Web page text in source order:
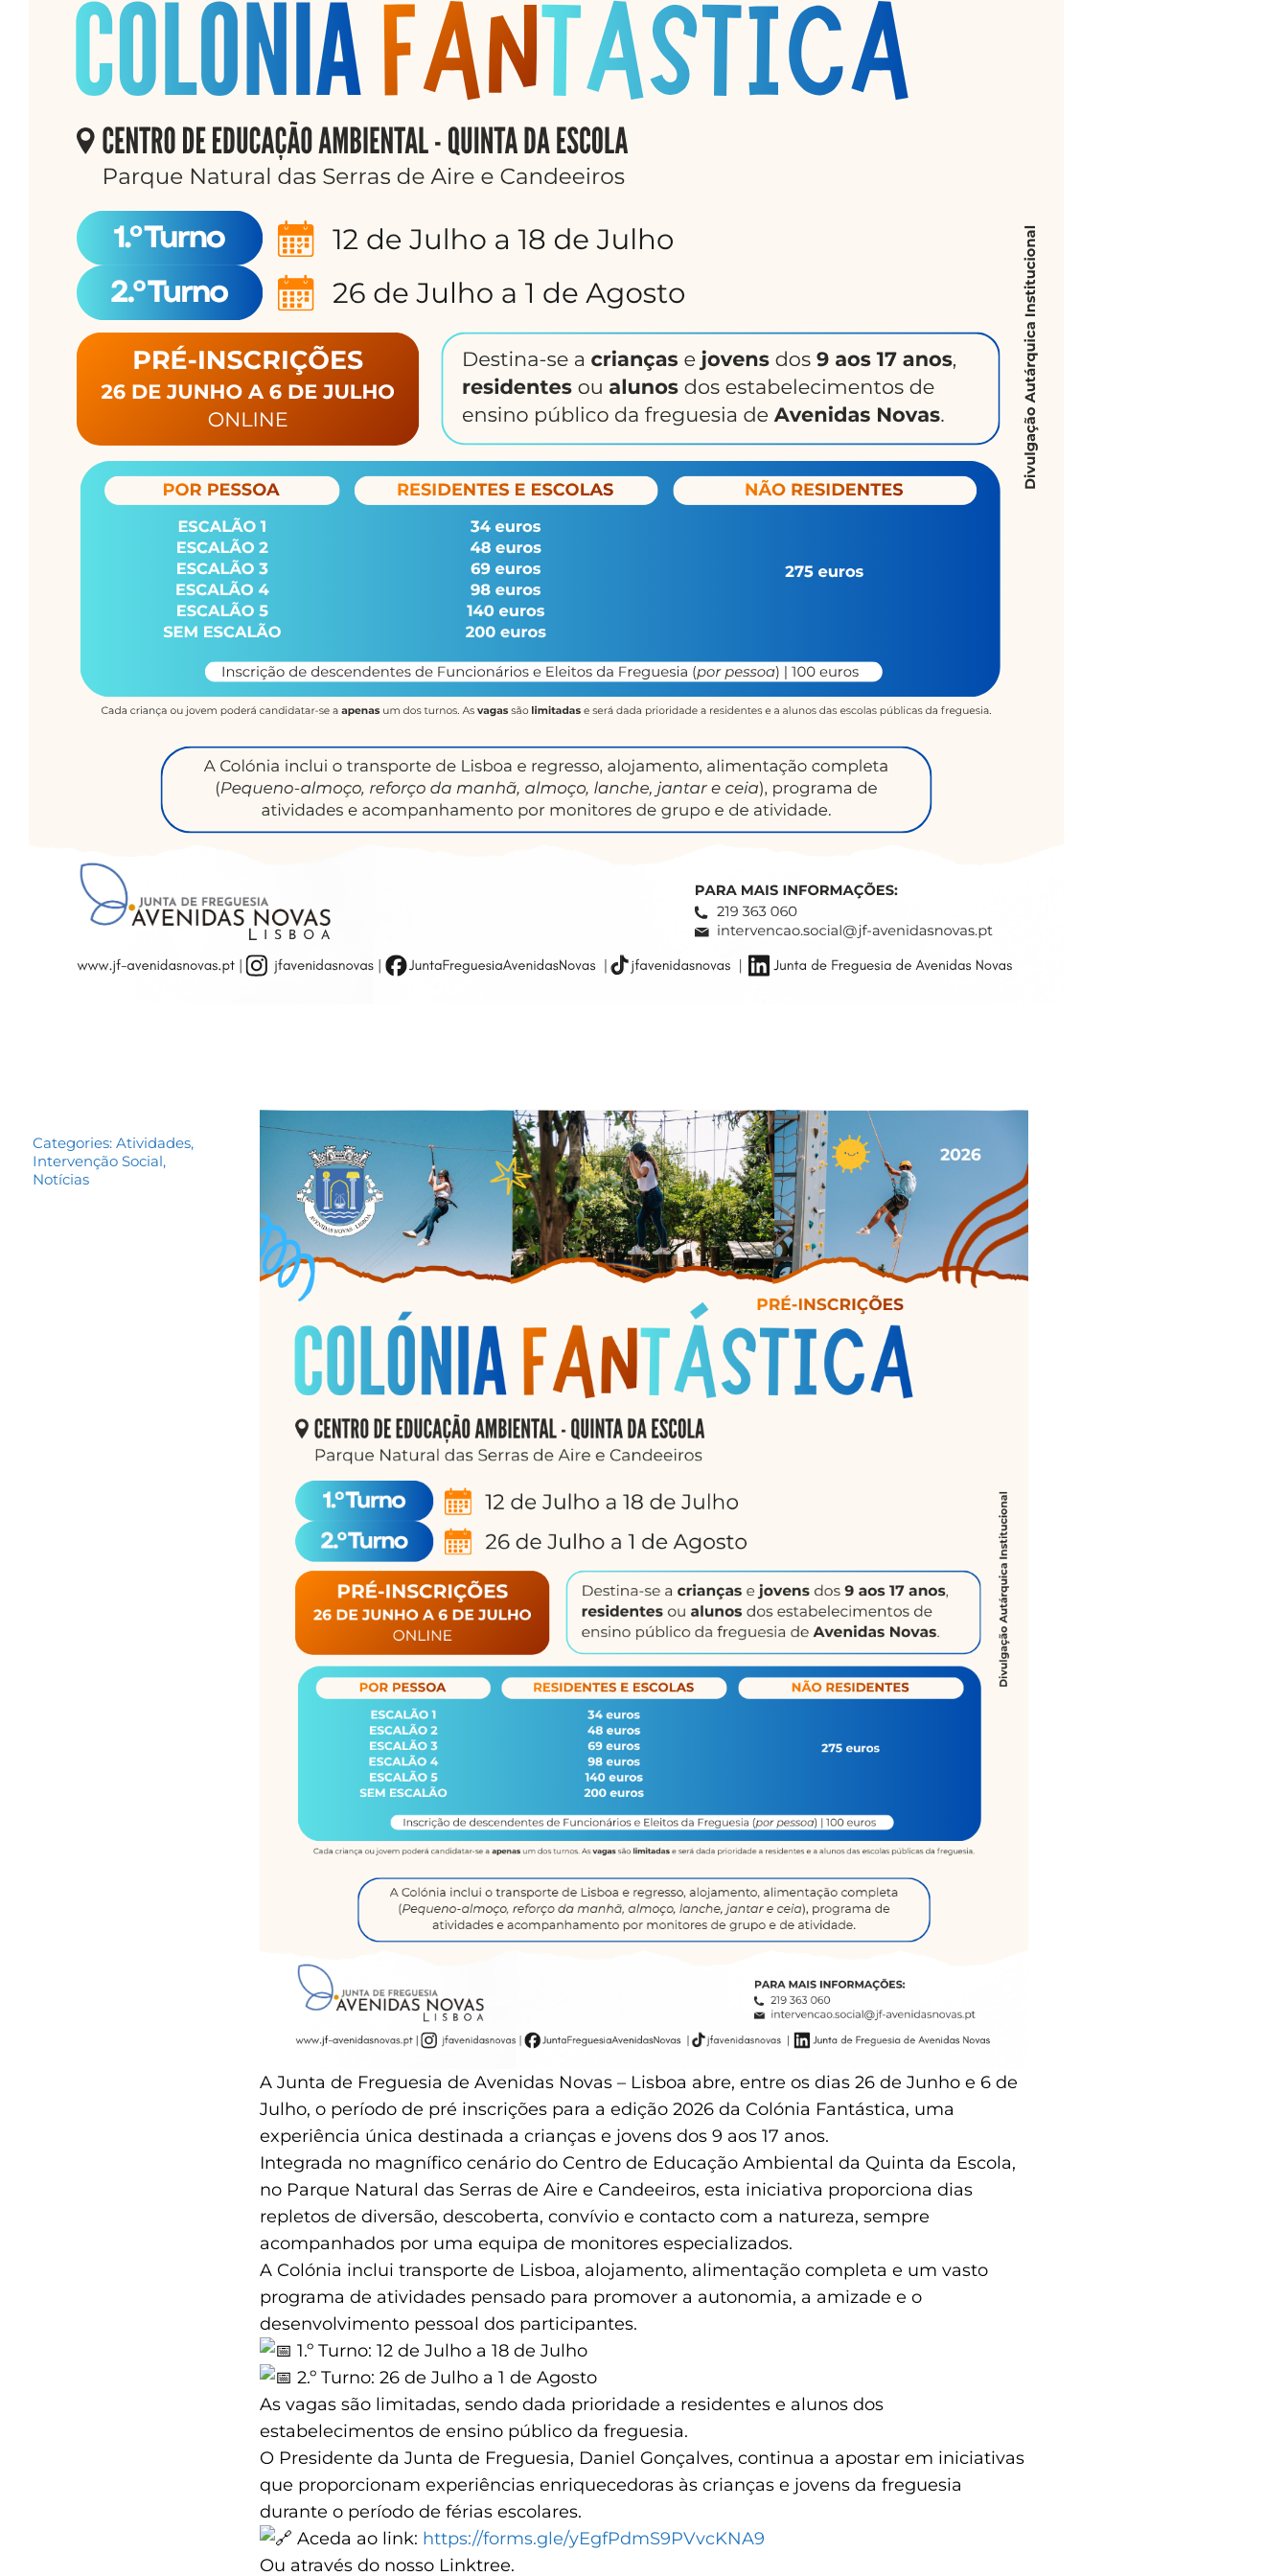
Categories:Atividades,
Intervenção Social,
Notícias
A Junta de Freguesia de Avenidas Novas – Lisboa abre, entre os dias 26 de Junho e 6 de
Julho, o período de pré inscrições para a edição 2026 da Colónia Fantástica, uma
experiência única destinada a crianças e jovens dos 9 aos 17 anos.
Integrada no magnífico cenário do Centro de Educação Ambiental da Quinta da Escola,
no Parque Natural das Serras de Aire e Candeeiros, esta iniciativa proporciona dias
repletos de diversão, descoberta, convívio e contacto com a natureza, sempre
acompanhados por uma equipa de monitores especializados.
A Colónia inclui transporte de Lisboa, alojamento, alimentação completa e um vasto
programa de atividades pensado para promover a autonomia, a amizade e o
desenvolvimento pessoal dos participantes.
1.º Turno: 12 de Julho a 18 de Julho
2.º Turno: 26 de Julho a 1 de Agosto
As vagas são limitadas, sendo dada prioridade a residentes e alunos dos
estabelecimentos de ensino público da freguesia.
O Presidente da Junta de Freguesia, Daniel Gonçalves, continua a apostar em iniciativas
que proporcionam experiências enriquecedoras às crianças e jovens da freguesia
durante o período de férias escolares.
Aceda ao link: https://forms.gle/yEgfPdmS9PVvcKNA9
Ou através do nosso Linktree.